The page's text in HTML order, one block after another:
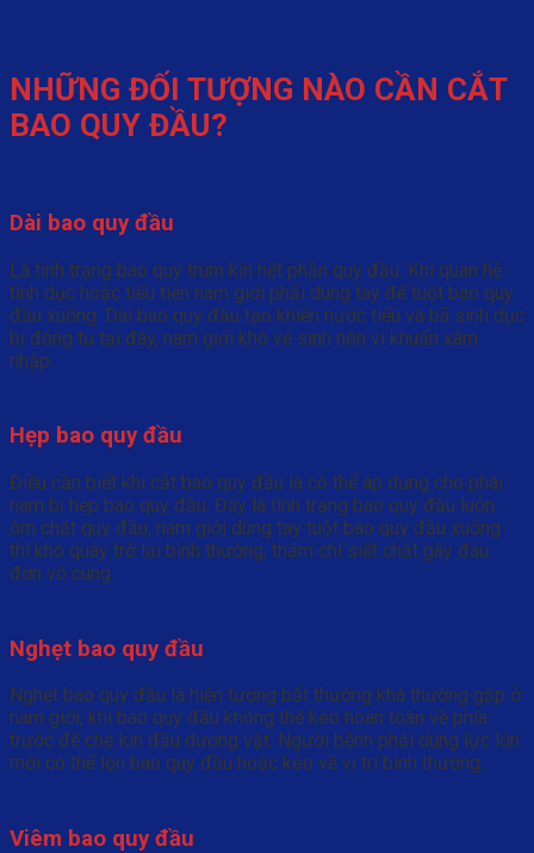
NHỮNG ĐỐI TƯỢNG NÀO CẦN CẮT
BAO QUY ĐẦU?
Dài bao quy đầu
Là tình trạng bao quy trùm kín hết phần quy đầu. Khi quan hệ
tình dục hoặc tiểu tiện nam giới phải dùng tay để tuột bao quy
đầu xuống. Dài bao quy đầu tạo khiến nước tiểu và bã sinh dục
bị đóng tụ tại đây, nam giới khó vệ sinh nên vi khuẩn xâm
nhập.
Hẹp bao quy đầu
Điều cần biết khi cắt bao quy đầu là có thể áp dụng cho phái
nam bị hẹp bao quy đầu. Đây là tình trạng bao quy đầu luôn
ôm chặt quy đầu, nam giới dùng tay tuột bao quy đầu xuống
thì khó quay trở lại bình thường, thậm chí siết chặt gây đau
đớn vô cùng.
Nghẹt bao quy đầu
Nghẹt bao quy đầu là hiện tượng bất thường khá thường gặp ở
nam giới, khi bao quy đầu không thể kéo hoàn toàn về phía
trước để che kín đầu dương vật. Người bệnh phải dùng lực lớn
mới có thể lộn bao quy đầu hoặc kéo về vị trí bình thường.
Viêm bao quy đầu